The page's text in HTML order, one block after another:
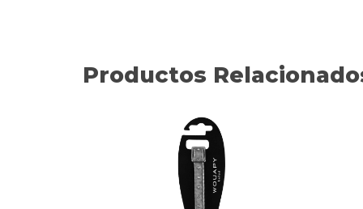
Productos